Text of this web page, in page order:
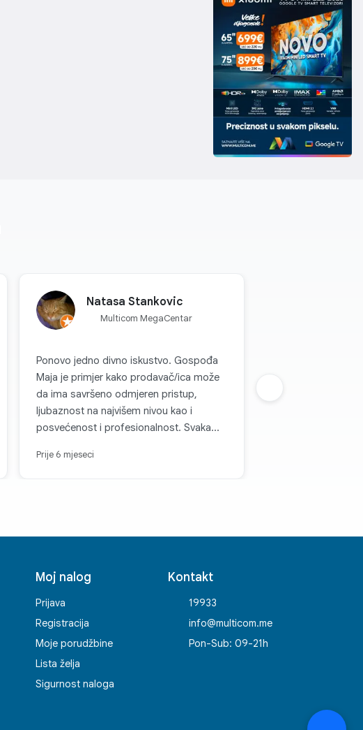
Natasa Stankovic
Multicom MegaCentar
Ponovo jedno divno iskustvo. Gospođa
Maja je primjer kako prodavač/ica može
da ima savršeno odmjeren pristup,
ljubaznost na najvišem nivou kao i
posvećenost i profesionalnost. Svaka
Prije 6 mjeseci
Moj nalog
Prijava
Registracija
Moje porudžbine
Lista želja
Sigurnost naloga
Kontakt
19933
info@multicom.me
Pon-Sub: 09-21h